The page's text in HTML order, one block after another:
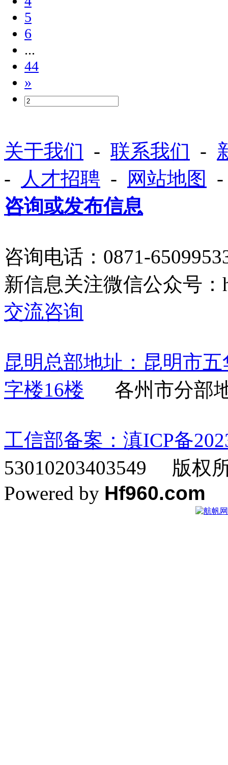
5
6
...
44
»
关于我们 - 联系我们 -
-
人才招聘 - 网站地图
咨询或发布信息
咨询电话：0871-
新信息关注微信公
交流咨询
昆明总部地址：昆明市
字楼16楼 各州市分部
工信部备案：滇ICP备
53010203403549 版权
Powered by Hf960.com